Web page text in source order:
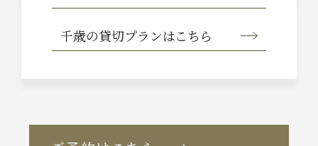
千歳の貸切プランはこちら